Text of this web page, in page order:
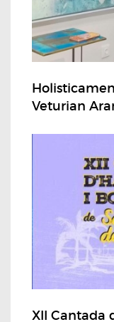
Veturian
XII Cantada